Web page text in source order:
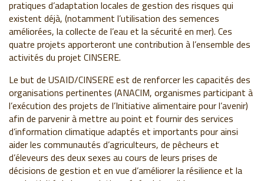
pratiques d’adaptation locales de gestion des risques qui
existent déjà, (notamment l’utilisation des semences
améliorées, la collecte de l’eau et la sécurité en mer). Ces
quatre projets apporteront une contribution à l’ensemble des
activités du projet CINSERE.
Le but de USAID/CINSERE est de renforcer les capacités des
organisations pertinentes (ANACIM, organismes participant à
l’exécution des projets de l’Initiative alimentaire pour l’avenir)
afin de parvenir à mettre au point et fournir des services
d’information climatique adaptés et importants pour ainsi
aider les communautés d’agriculteurs, de pêcheurs et
d’éleveurs des deux sexes au cours de leurs prises de
décisions de gestion et en vue d’améliorer la résilience et la